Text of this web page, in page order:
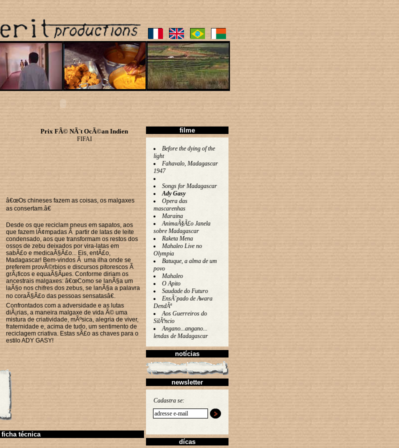
Prix FÃ© NÃ¨t OcÃ©an Indien
FIFAI
â€œOs chineses fazem as coisas, os malgaxes
as consertam.â€
Desde os que reciclam pneus em sapatos, aos
que fazem lÃ¢mpadas Ã partir de latas de leite
condensado, aos que transformam os restos dos
ossos de zebu deixados por vira-latas em
sabÃ£o e medicaÃ§Ã£o... Eis, entÃ£o,
Madagascar! Bem-vindos Ã uma ilha onde se
preferem provÃ©rbios e discursos pitorescos Ã
grÃ¡ficos e equaÃ§Ãµes. Conforme diriam os
ancestrais malgaxes: â€œComo se lanÃ§a um
laÃ§o nos chifres dos zebus, se lanÃ§a a palavra
no coraÃ§Ã£o das pessoas sensatasâ€.
Confrontados com a adversidade e as lutas
diÃ¡rias, a maneira malgaxe de vida Ã© uma
mistura de criatividade, mÃºsica, alegria de viver,
fraternidade e, acima de tudo, um sentimento de
reciclagem criativa. Estas sÃ£o as chaves para o
estilo ADY GASY!
ficha técnica
filme
Before the dying of the
light
Fahavalo, Madagascar
1947
Songs for Madagascar
Ady Gasy
Opera das
mascarenhas
Maraina
AnimaÃ§Ã£o Janela
sobre Madagascar
Raketa Mena
Mahaleo Live no
Olympia
Batuque, a alma de um
povo
Mahaleo
O Apito
Saudade do Futuro
EnsÃ´pado de Awara
DendÃª
Aos Guerreiros do
SilÃªncio
Angano...angano...
lendas de Madagascar
notícias
newsletter
Cadastra se:
dícas